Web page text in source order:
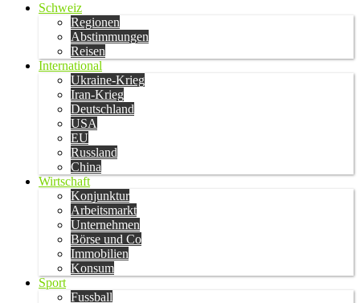
Schweiz
Regionen
Abstimmungen
Reisen
International
Ukraine-Krieg
Iran-Krieg
Deutschland
USA
EU
Russland
China
Wirtschaft
Konjunktur
Arbeitsmarkt
Unternehmen
Börse und Co
Immobilien
Konsum
Sport
Fussball